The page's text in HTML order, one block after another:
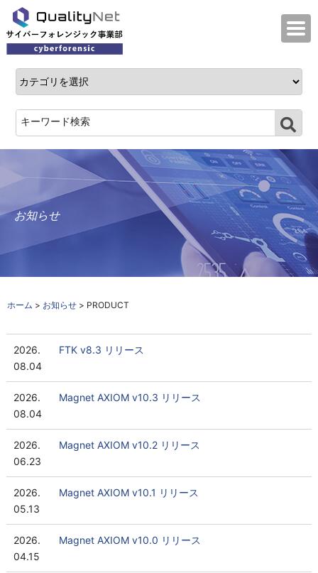
QualityNet サイバーフォレンジック事業
お知らせ
ホーム > お知らせ > PRODUCT
2026.
08.04
FTK v8.3 リリース
2026.
08.04
Magnet AXIOM v10.3 リリース
2026.
06.23
Magnet AXIOM v10.2 リリース
2026.
05.13
Magnet AXIOM v10.1 リリース
2026.
04.15
Magnet AXIOM v10.0 リリース